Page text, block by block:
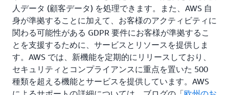
人データ (顧客データ) を処理できます。また、AWS 自
身が準拠することに加えて、お客様のアクティビティに
関わる可能性がある GDPR 要件にお客様が準拠するこ
とを支援するために、サービスとリソースを提供しま
す。AWS では、新機能を定期的にリリースしており、
セキュリティとコンプライアンスに重点を置いた 500
種類を超える機能とサービスを提供しています。AWS